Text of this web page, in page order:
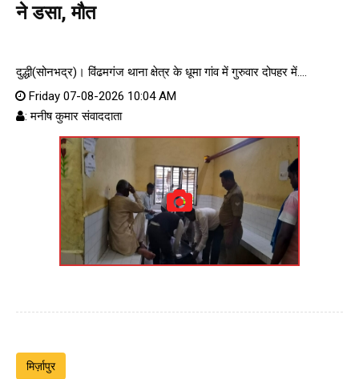
ने डसा, मौत
दुद्धी(सोनभद्र)। विंढमगंज थाना क्षेत्र के धूमा गांव में गुरुवार दोपहर में....
Friday 07-08-2026 10:04 AM
: मनीष कुमार संवाददाता
मिर्ज़ापुर